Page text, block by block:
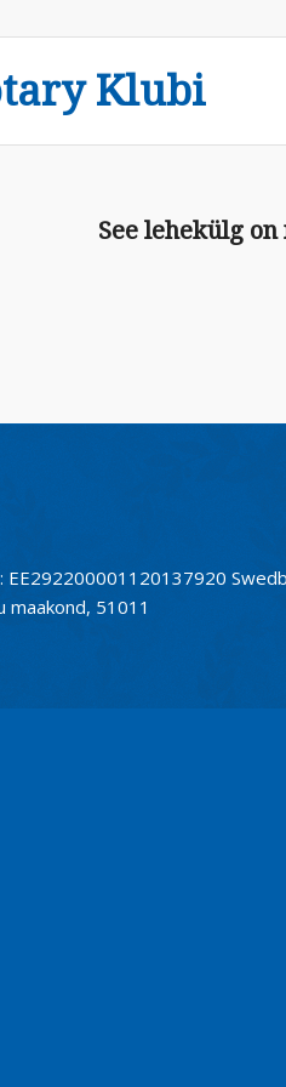
Klubi
See lehekülg
maakond, 51011